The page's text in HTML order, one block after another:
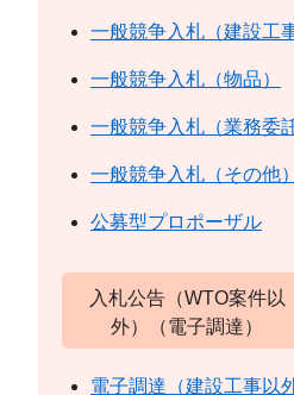
一般競争入札（建設工事
一般競争入札（物品）
一般競争入札（業務委託
一般競争入札（その他）
公募型プロポーザル
入札公告（WTO案件以
外）（電子調達）
電子調達（建設工事以